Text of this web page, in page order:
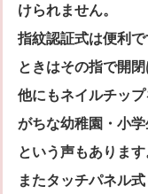
けられません。
指紋認証式は便利
ときはその指で開閉
他にもネイルチッ
がちな幼稚園・小
という声もあります
またタッチパネル